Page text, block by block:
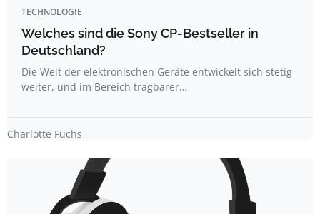
TECHNOLOGIE
Welches sind die Sony CP-Bestseller in
Deutschland?
Die Welt der elektronischen Geräte entwickelt sich stetig
weiter, und im Bereich tragbarer…
Charlotte Fuchs